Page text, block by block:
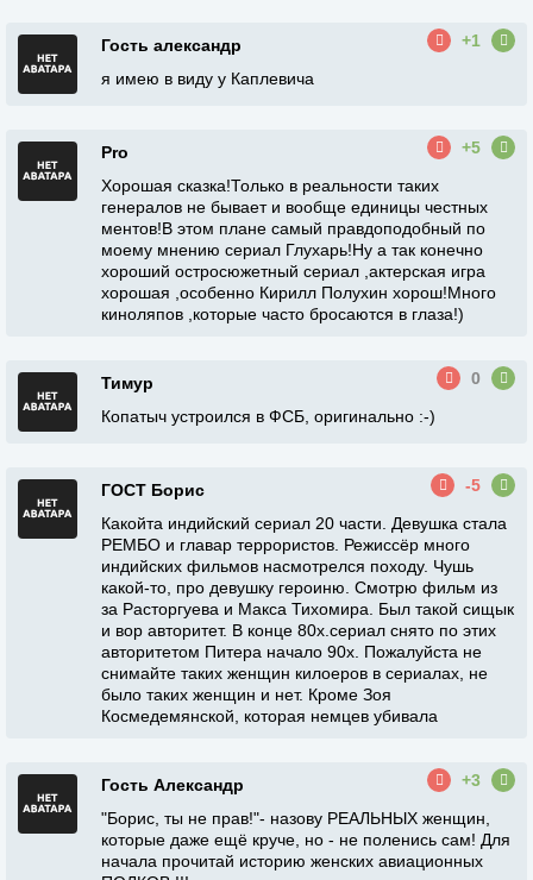
Гость александр
+1
я имею в виду у Каплевича
Pro
+5
Хорошая сказка!Только в реальности таких
генералов не бывает и вообще единицы честных
ментов!В этом плане самый правдоподобный по
моему мнению сериал Глухарь!Ну а так конечно
хороший остросюжетный сериал ,актерская игра
хорошая ,особенно Кирилл Полухин хорош!Много
киноляпов ,которые часто бросаются в глаза!)
Тимур
0
Копатыч устроился в ФСБ, оригинально :-)
ГОСТ Борис
-5
Какойта индийский сериал 20 части. Девушка стала
РЕМБО и главар террористов. Режиссёр много
индийских фильмов насмотрелся походу. Чушь
какой-то, про девушку героиню. Смотрю фильм из
за Расторгуева и Макса Тихомира. Был такой сищык
и вор авторитет. В конце 80х.сериал снято по этих
авторитетом Питера начало 90х. Пожалуйста не
снимайте таких женщин килоеров в сериалах, не
было таких женщин и нет. Кроме Зоя
Космедемянской, которая немцев убивала
Гость Александр
+3
"Борис, ты не прав!"- назову РЕАЛЬНЫХ женщин,
которые даже ещё круче, но - не поленись сам! Для
начала прочитай историю женских авиационных